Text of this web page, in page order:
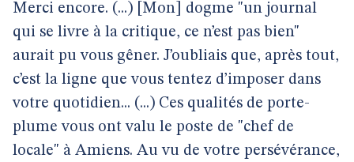
Merci encore. (...) [Mon] dogme "un journal
qui se livre à la critique, ce n’est pas bien"
aurait pu vous gêner. J’oubliais que, après tout,
c’est la ligne que vous tentez d’imposer dans
votre quotidien... (...) Ces qualités de porte-
plume vous ont valu le poste de "chef de
locale" à Amiens. Au vu de votre persévérance,